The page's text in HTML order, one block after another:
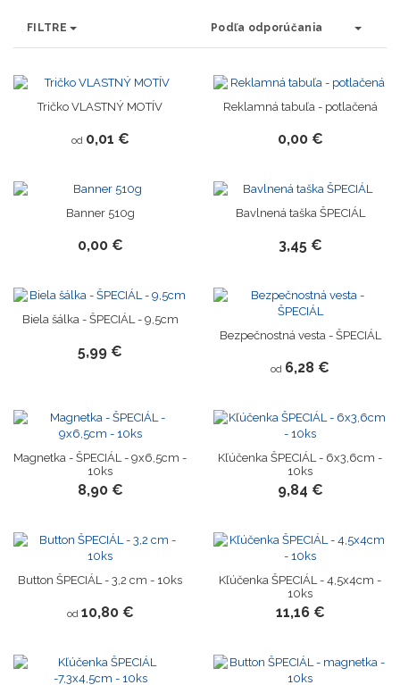
FILTRE Podľa odporúčania
Tričko VLASTNÝ MOTÍV
od 0,01 €
Reklamná tabuľa - potlačená
0,00 €
Banner 510g
0,00 €
Bavlnená taška ŠPECIÁL
3,45 €
Biela šálka - ŠPECIÁL - 9,5cm
5,99 €
Bezpečnostná vesta - ŠPECIÁL
od 6,28 €
Magnetka - ŠPECIÁL - 9x6,5cm -
10ks
8,90 €
Kľúčenka ŠPECIÁL - 6x3,6cm -
10ks
9,84 €
Button ŠPECIÁL - 3,2 cm - 10ks
od 10,80 €
Kľúčenka ŠPECIÁL - 4,5x4cm -
10ks
11,16 €